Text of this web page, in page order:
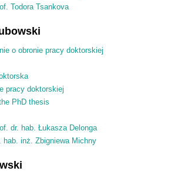
Todora Tsankova
o obronie pracy doktorskiej
pracy doktorskiej
PhD thesis
dr. hab. Łukasza Delonga
hab. inż. Zbigniewa Michny